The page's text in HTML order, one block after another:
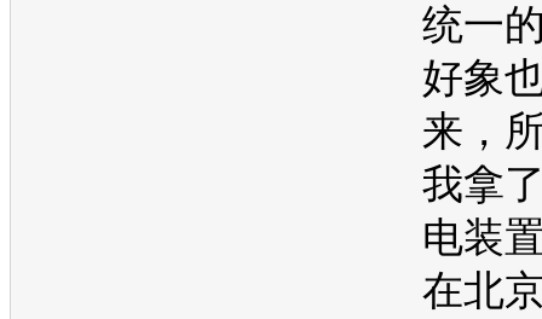
统一
好象
来，
我拿
电装
在北